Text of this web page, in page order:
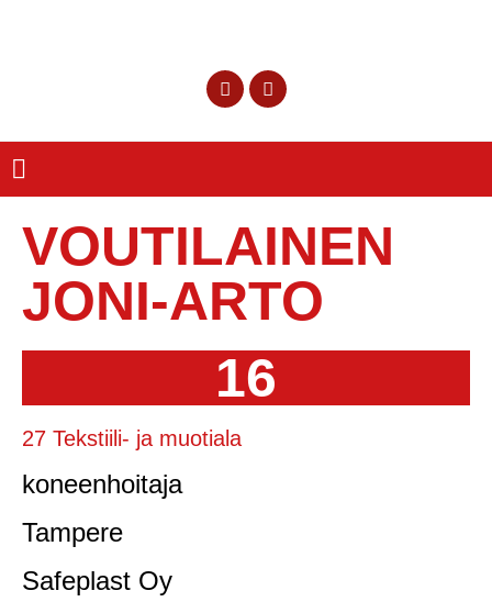
VOUTILAINEN
JONI-ARTO
16
27 Tekstiili- ja muotiala
koneenhoitaja
Tampere
Safeplast Oy